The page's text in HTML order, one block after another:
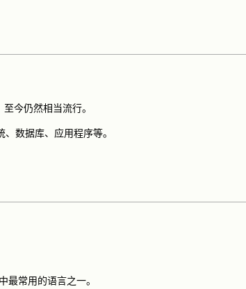
今仍然相当流行。
数据库、应用程序等。
常用的语言之一。